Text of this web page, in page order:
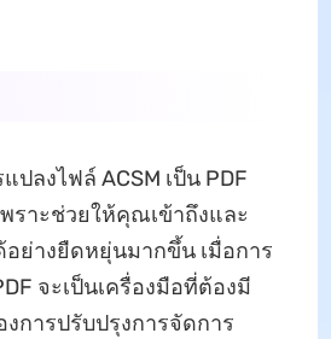
ปลงไฟล์ ACSM เป็น PDF
ราะช่วยให้คุณเข้าถึงและ
อย่างยืดหยุ่นมากขึ้น เมื่อการ
จะเป็นเครื่องมือที่ต้องมี
การปรับปรุงการจัดการ